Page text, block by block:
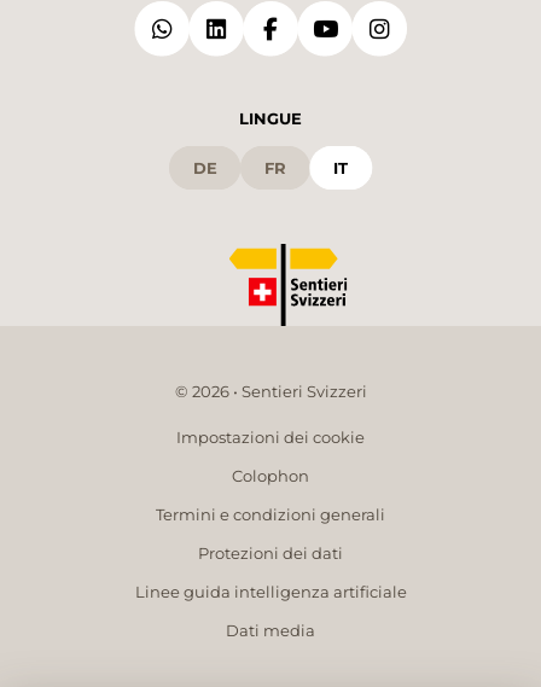
LINGUE
DE FR IT
© 2026 • Sentieri Svizzeri
Impostazioni dei cookie
Colophon
Termini e condizioni generali
Protezioni dei dati
Linee guida intelligenza artificiale
Dati media